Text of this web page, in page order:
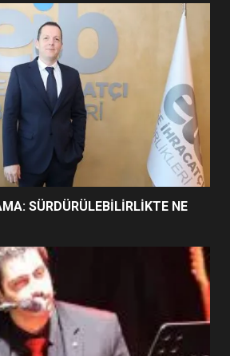
NE DEĞİŞTİ?
SATRANÇ
KAYITLARI NEYİ
BELEDİYESPOR’DA
YÖNETİM NASIL
SÜRDÜRÜLEBİLİRLİKTE NE